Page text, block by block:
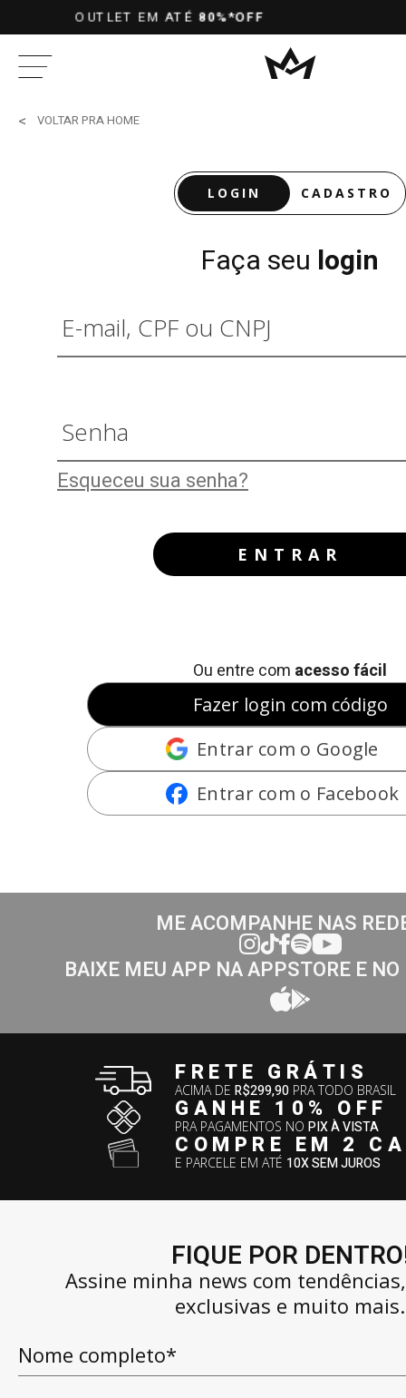
10%OFFPRA PAGAMENTOS NO
VOLTAR PRA HOME
LOGIN CADASTRO
Faça seu login
Esqueceu sua senha?
ENTRAR
Ou entre com acesso fácil
Fazer login com código
Entrar com o Google
Entrar com o Facebook
ME ACOMPANHE NAS
BAIXE MEU APP NA APPSTORE E
FRETE GRÁTIS
ACIMA DER$299,90 PRA TODO BRASIL
GANHE 10% OFF
PRA PAGAMENTOS NOPIX À VISTA
COMPRE EM 2
E PARCELE EM ATÉ 10X SEM JUROS
FIQUE POR
Assine minha news com
exclusivas e muito mais.